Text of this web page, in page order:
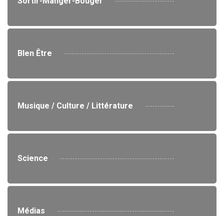
BIen Être
Musique / Culture / Littérature
Science
Médias